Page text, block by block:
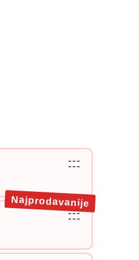
---
---
---
---
Najprodavanije